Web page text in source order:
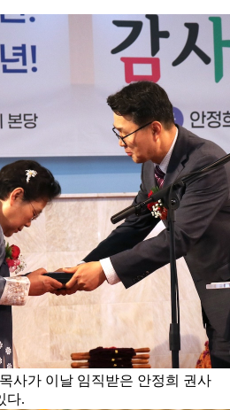
사가 이날 임직받은 안정희 권사
다.